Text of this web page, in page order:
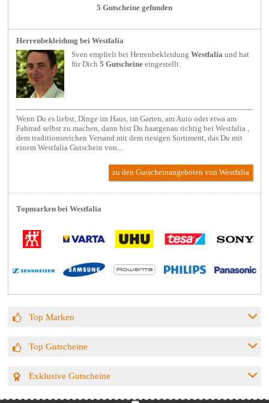
5 Gutscheine gefunden
Herrenbekleidung bei Westfalia
Sven empfielt beiHerrenbekleidung Westfalia und hat
für Dich5 Gutscheine eingestellt.
Wenn Du es liebst, Dinge im Haus, im Garten, am Auto oder etwa am
Fahrrad selbst zu machen, dann bist Du haargenau richtig bei Westfalia ,
dem traditionsreichen Versand mit dem riesigen Sortiment, das Du mit
einem Westfalia Gutschein von...
zu den Gutscheinangeboten von Westfalia
Topmarken bei Westfalia
Top Marken
Top Gutscheine
Exklusive Gutscheine